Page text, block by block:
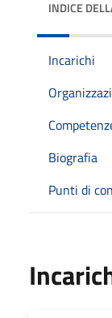
INDICE
Incarichi
Biografia
Punti di